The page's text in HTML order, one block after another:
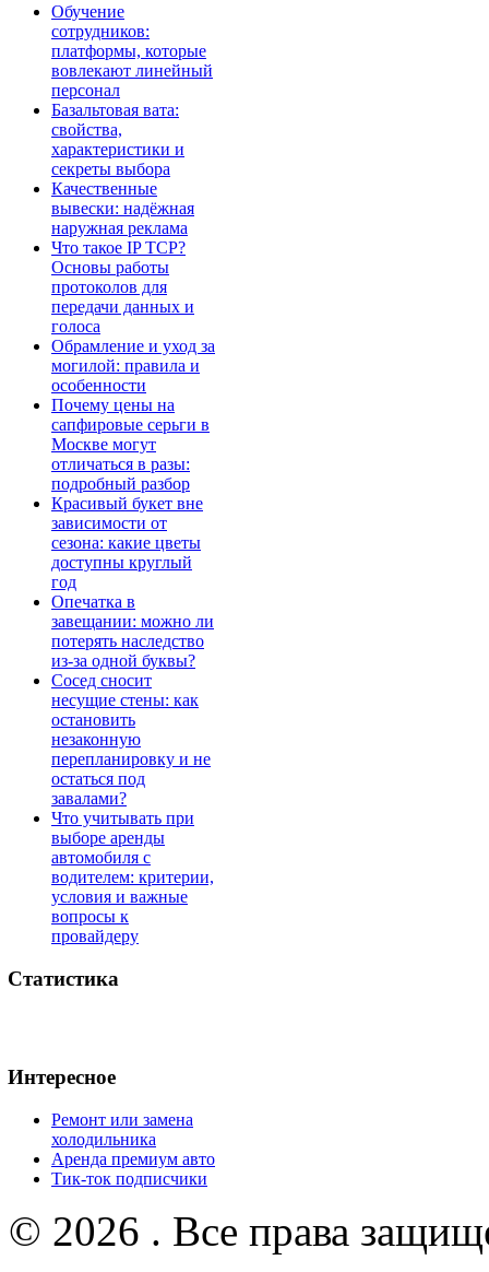
Обучение
сотрудников:
платформы, которые
вовлекают линейный
персонал
Базальтовая вата:
свойства,
характеристики и
секреты выбора
Качественные
вывески: надёжная
наружная реклама
Что такое IP TCP?
Основы работы
протоколов для
передачи данных и
голоса
Обрамление и уход за
могилой: правила и
особенности
Почему цены на
сапфировые серьги в
Москве могут
отличаться в разы:
подробный разбор
Красивый букет вне
зависимости от
сезона: какие цветы
доступны круглый
год
Опечатка в
завещании: можно ли
потерять наследство
из-за одной буквы?
Сосед сносит
несущие стены: как
остановить
незаконную
перепланировку и не
остаться под
завалами?
Что учитывать при
выборе аренды
автомобиля с
водителем: критерии,
условия и важные
вопросы к
провайдеру
Статистика
Интересное
Ремонт или замена
холодильника
Аренда премиум авто
Тик-ток подписчики
© 2026 . Все права